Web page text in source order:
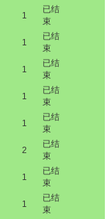
1
已结
束
1
已结
束
1
已结
束
1
已结
束
1
已结
束
2
已结
束
1
已结
束
1
已结
束